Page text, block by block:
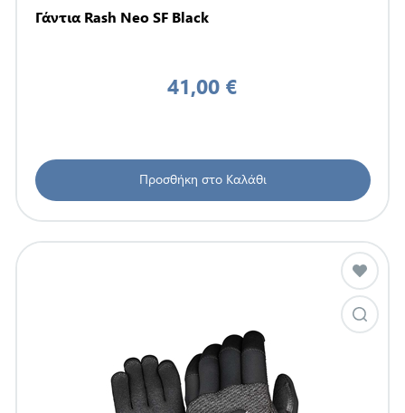
Γάντια Rash Neo SF Black
41,00 €
Προσθήκη στο Καλάθι